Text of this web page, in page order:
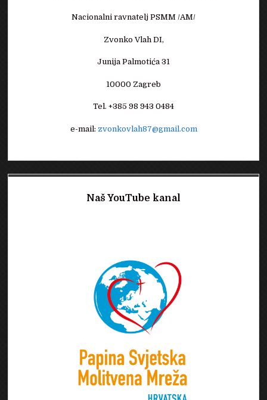
Nacionalni ravnatelj PSMM /AM/
Zvonko Vlah DI,
Junija Palmotića 31
10000 Zagreb
Tel. +385 98 943 0484
e-mail: zvonkovlah87@gmail.com
Naš YouTube kanal